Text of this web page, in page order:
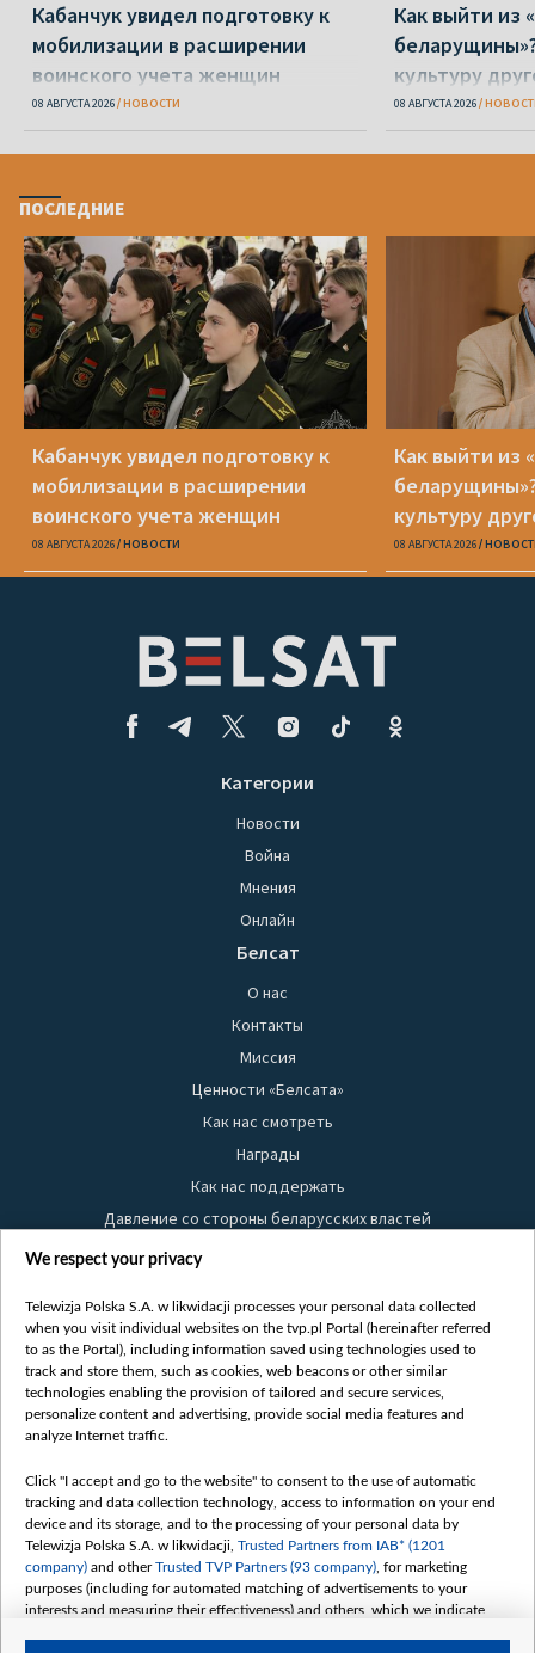
Кабанчук увидел подготовку к
мобилизации в расширении
воинского учета женщин
08 АВГУСТА 2026 НОВОСТИ
Как выйти из
культуру
08 АВГУСТА 2026
ПОСЛЕДНИЕ
Кабанчук увидел подготовку к
мобилизации в расширении
воинского учета женщин
08 АВГУСТА 2026 НОВОСТИ
Как выйти из
культуру
08 АВГУСТА 2026
Категории
Новости
Война
Мнения
Онлайн
Белсат
О нас
Контакты
Миссия
Ценности «Белсата»
Как нас смотреть
Награды
Как нас поддержать
Давление со стороны беларусских властей
Правила использования материалов
Безопасность
Youtube
Белсат news
Белсат Life
Belsat English
Biełsat PL
Белсат Now
Белсат Shorts
Белсат History
Белсат Music
We respect your privacy
Telewizja Polska S.A. w likwidacji processes your personal data collected
when you visit individual websites on the tvp.pl Portal (hereinafter referred
to as the Portal), including information saved using technologies used to
track and store them, such as cookies, web beacons or other similar
technologies enabling the provision of tailored and secure services,
personalize content and advertising, provide social media features and
analyze Internet traffic.
Click "I accept and go to the website" to consent to the use of automatic
tracking and data collection technology, access to information on your end
device and its storage, and to the processing of your personal data by
Telewizja Polska S.A. w likwidacji, Trusted Partners from IAB* (1201
company) and otherTrusted TVP Partners (93 company) , for marketing
purposes (including for automated matching of advertisements to your
interests and measuring their effectiveness) and others, which we indicate